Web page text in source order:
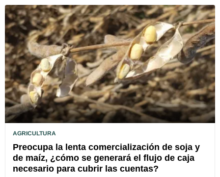
AGRICULTURA
Preocupa la lenta comercialización de soja y
de maíz, ¿cómo se generará el flujo de caja
necesario para cubrir las cuentas?